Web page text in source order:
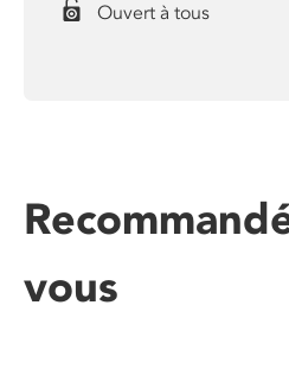
Ouvert à tous
vous